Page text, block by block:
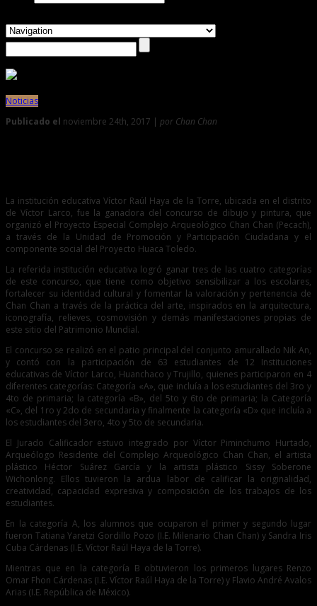
Noticias
Publicado el noviembre 24th, 2017 | por Chan Chan
La institución educativa Víctor Raúl Haya de la Torre, ubicada en el distrito
de Víctor Larco, fue la ganadora del concurso de dibujo y pintura, que
organizó el Proyecto Especial Complejo Arqueológico Chan Chan (Pecach),
a través de la Unidad de Promoción y Participación Ciudadana y el
componente social del Proyecto Huaca Toledo.
La referida institución educativa logró ganar tres de las cuatro categorías
de este concurso, que tiene como objetivo sensibilizar a los escolares,
fortalecer su identidad cultural y fomentar la valoración y pertenencia de
Chan Chan a través de la práctica del arte, inspirados en la arquitectura,
iconografía, relieves, cosmovisión y demás manifestaciones propias de
este sitio del Patrimonio Mundial.
El concurso se realizó en el patio principal del conjunto amurallado Nik An,
y contó con la participación de 63 estudiantes de 12 Instituciones
educativas de Víctor Larco, Huanchaco y Trujillo, quienes participaron en 4
diferentes categorías: Categoría «A», que incluía a los estudiantes del 3ro y
4to de primaria; la categoría «B», del 5to y 6to de primaria; la Categoría
«C», del 1ro y 2do de secundaria y finalmente la categoría «D» que incluía a
los estudiantes del 3ero, 4to y 5to de secundaria.
El Jurado Calificador estuvo integrado por Víctor Piminchumo Hurtado,
Arqueólogo Residente del Complejo Arqueológico Chan Chan, el artista
plástico Héctor Suárez García y la artista plástico Sissy Soberone
Wichonlong. Ellos tuvieron la ardua labor de calificar la originalidad,
creatividad, capacidad expresiva y composición de los trabajos de los
estudiantes.
En la categoría A, los alumnos que ocuparon el primer y segundo lugar
fueron Tatiana Yaretzi Gordillo Pozo (I.E. Milenario Chan Chan) y Sandra Iris
Cuba Cárdenas (I.E. Víctor Raúl Haya de la Torre).
Mientras que en la categoría B obtuvieron los primeros lugares Renzo
Omar Fhon Cárdenas (I.E. Víctor Raúl Haya de la Torre) y Flavio André Avalos
Arias (I.E. República de México).